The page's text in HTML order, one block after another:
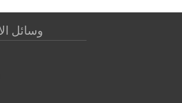
وسائل